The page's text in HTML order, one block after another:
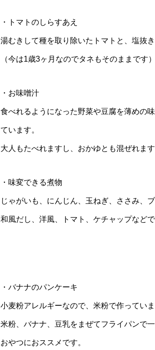
・トマトのしらすあえ
湯むきして種を取り除いたトマトと、塩抜
（今は1歳3ヶ月なのでタネもそのままです）
・お味噌汁
食べれるようになった野菜や豆腐を薄めの
ています。
大人もたべれますし、おかゆとも混ぜれます
・味変できる煮物
じゃがいも、にんじん、玉ねぎ、ささみ、
和風だし、洋風、トマト、ケチャップなど
・バナナのパンケーキ
小麦粉アレルギーなので、米粉で作っていま
米粉、バナナ、豆乳をまぜてフライパンで
おやつにおススメです。